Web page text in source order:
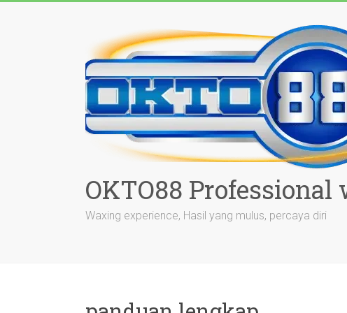
OKTO88
Waxing experience, Hasil yang mulus, percaya diri